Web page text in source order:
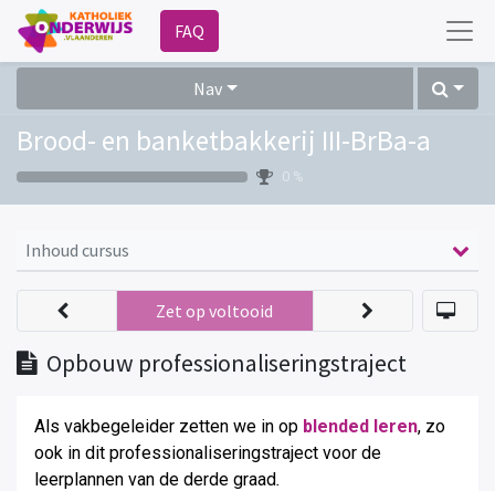
FAQ
Nav
Brood- en banketbakkerij III-BrBa-a
0 %
Inhoud cursus
Opbouw professionaliseringstraject
Zet op voltooid
Als vakbegeleider zetten we in op blended leren, zo
ook in dit professionaliseringstraject voor de
leerplannen van de derde graad.